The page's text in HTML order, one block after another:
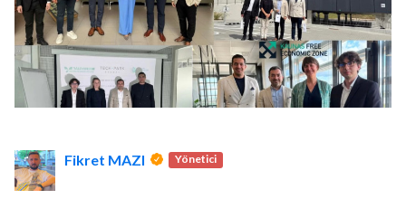
Fikret MAZI Yönetici